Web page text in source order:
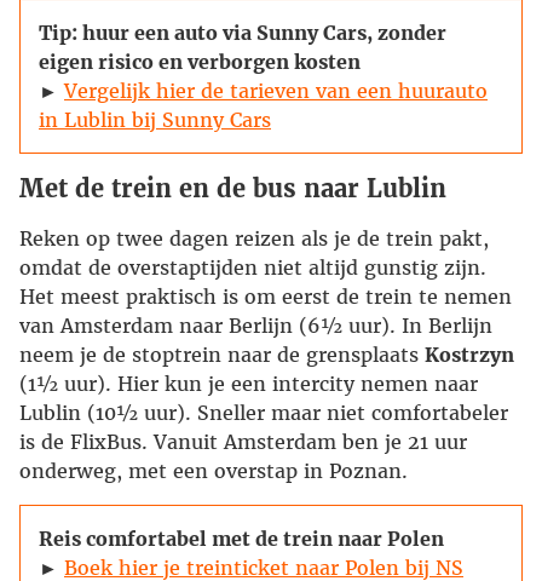
Tip: huur een auto via Sunny Cars, zonder
eigen risico en verborgen kosten
►Vergelijk hier de tarieven van een huurauto
in Lublin bij Sunny Cars
Met de trein en de bus naar Lublin
Reken op twee dagen reizen als je de trein pakt,
omdat de overstaptijden niet altijd gunstig zijn.
Het meest praktisch is om eerst de trein te nemen
van Amsterdam naar Berlijn (6½ uur). In Berlijn
neem je de stoptrein naar de grensplaats Kostrzyn
(1½ uur). Hier kun je een intercity nemen naar
Lublin (10½ uur). Sneller maar niet comfortabeler
is de FlixBus. Vanuit Amsterdam ben je 21 uur
onderweg, met een overstap in Poznan.
Reis comfortabel met de trein naar Polen
► Boek hier je treinticket naar Polen bij NS